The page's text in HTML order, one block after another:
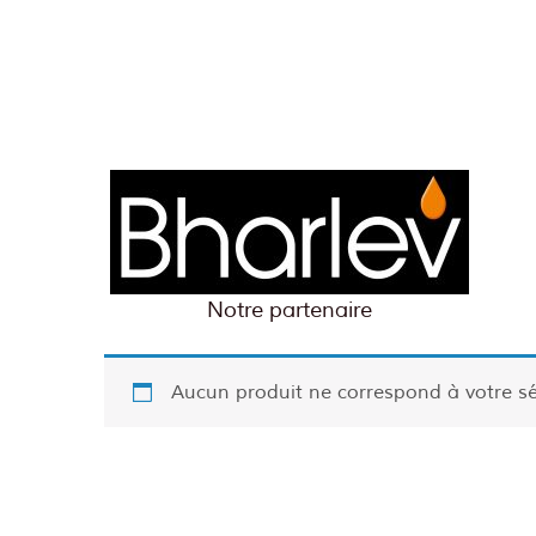
Notre partenaire
Aucun produit ne correspond à votre